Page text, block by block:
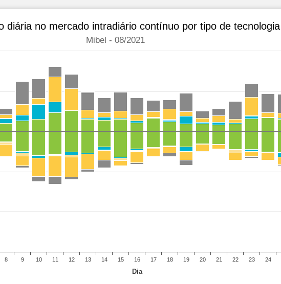
Dia
diária no mercado intradiário contínuo por tipo de tecnologia
Mibel - 08/2021
8 9 10 11 12 13 14 15 16 17 18 19 20 21 22 23 24